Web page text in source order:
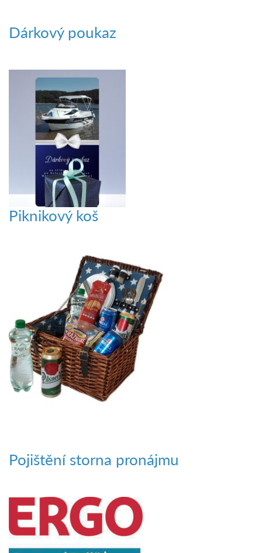
Dárkový poukaz
Piknikový koš
Pojištění storna pronájmu